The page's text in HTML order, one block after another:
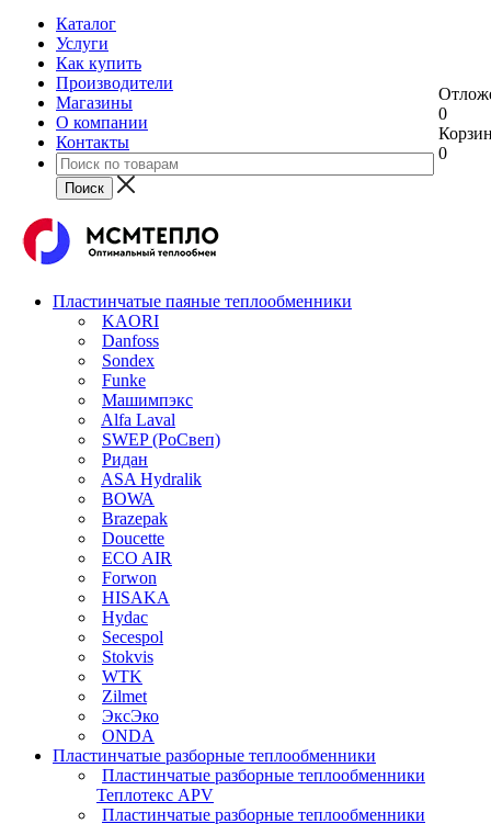
Каталог
Услуги
Как купить
Производители
Магазины
О компании
Контакты
0
0
Пластинчатые паяные теплообменники
KAORI
Danfoss
Sondex
Funke
Машимпэкс
Alfa Laval
SWEP (РоСвеп)
Ридан
ASA Hydralik
BOWA
Brazepak
Doucette
ECO AIR
Forwon
HISAKA
Hydac
Secespol
Stokvis
WTK
Zilmet
ЭксЭко
ONDA
Пластинчатые разборные теплообменники
Пластинчатые разборные теплообменники
Теплотекс APV
Пластинчатые разборные теплообменники